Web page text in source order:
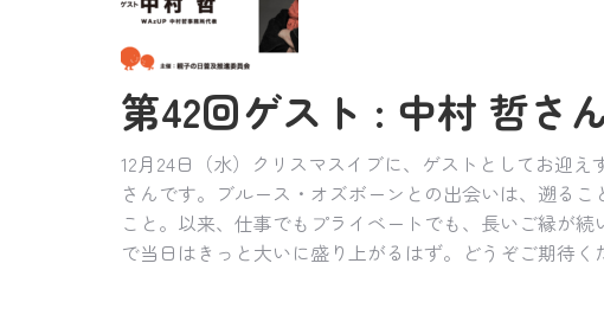
第42回ゲスト : 中村 哲さ
12月24日（水）クリスマスイブに、ゲストとしてお迎
さんです。ブルース・オズボーンとの出会いは、遡る
こと。以来、仕事でもプライベートでも、長いご縁が
で当日はきっと大いに盛り上がるはず。どうぞご期待く